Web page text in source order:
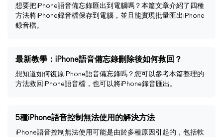
想要把iPhone語音備忘錄匯出到電腦嗎？本篇文章介紹了四種
方法將iPhone録音檔保存到電腦，並且能實現批量匯出iPhone
録音檔。
最新教學：iPhone語音備忘錄刪除後如何救回？
想知道如何復原iPhone語音備忘錄嗎？您可以參考本篇整理的
方法救回iPhone語音檔，也可以將iPhone錄音匯出。
5種iPhone語音控制無法使用的解決方法
iPhone語音控制無法使用可能是由於多種原因引起的，包括軟